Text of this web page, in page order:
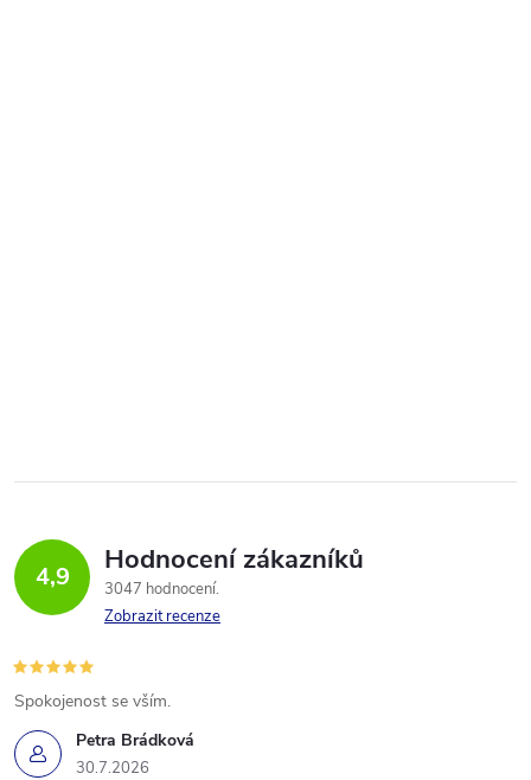
4,9 Hodnocení zákazníků
3047 hodnocení
Zobrazit recenze
Petra Brádková
30.7.2026
Spokojenost se vším.